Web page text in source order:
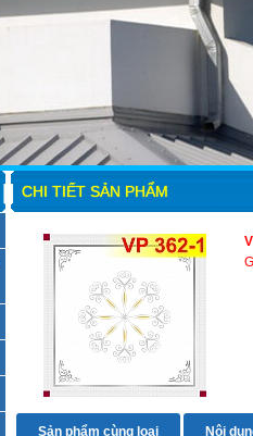
CHI TIẾT SẢN PHẨM
Sản phẩm cùng loại Nội